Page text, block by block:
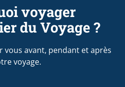
voyager
du Voyage ?
vous avant, pendant et après
voyage.